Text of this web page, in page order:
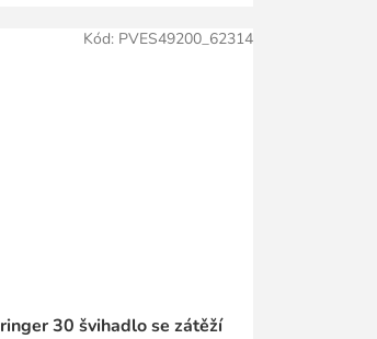
30 švihadlo se zátěží
Kód: PVES49200_62314